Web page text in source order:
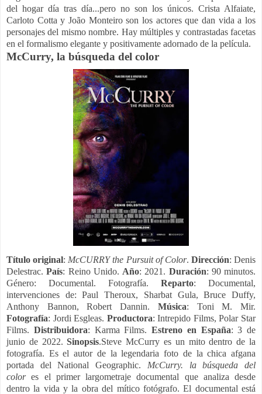
del hogar día tras día...pero no son los únicos. Crista Alfaiate,
Carloto Cotta y João Monteiro son los actores que dan vida a los
personajes del mismo nombre. Hay múltiples y contrastadas facetas
en el formalismo elegante y positivamente adornado de la película.
McCurry, la búsqueda del color
Título original: McCURRY the Pursuit of Color. Dirección: Denis
Delestrac.País: Reino Unido. Año: 2021. Duración: 90 minutos.
Género: Documental. Fotografía. Reparto: Documental,
intervenciones de: Paul Theroux, Sharbat Gula, Bruce Duffy,
Anthony Bannon, Robert Dannin. Música: Toni M. Mir.
Fotografía: Jordi Esgleas. Productora: Intrepido Films, Polar Star
Films. Distribuidora: Karma Films. Estreno en España: 3 de
junio de 2022.Sinopsis.Steve McCurry es un mito dentro de la
fotografía. Es el autor de la legendaria foto de la chica afgana
portada del National Geographic. McCurry. la búsqueda del
colores el primer largometraje documental que analiza desde
dentro la vida y la obra del mítico fotógrafo. El documental está